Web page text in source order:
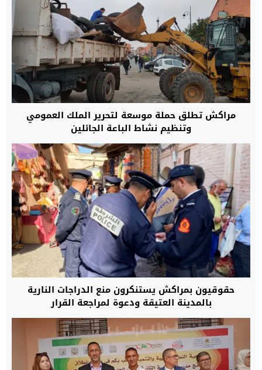
مراكش تطلق حملة موسعة لتحرير الملك العمومي
وتنظيم نشاط الباعة الجائلين
حقوقيون بمراكش يستنكرون منع الدراجات النارية
بالمدينة العتيقة ودعوة لمراجعة القرار